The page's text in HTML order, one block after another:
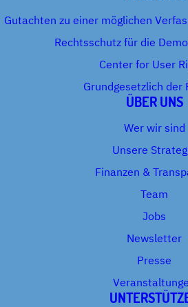
Gutachten zu einer möglichen
Rechtsschutz für die
Center for User
Grundgesetzlich der
ÜBER UNS
Wer wir sind
Unsere
Finanzen &
Team
Jobs
Newsletter
Presse